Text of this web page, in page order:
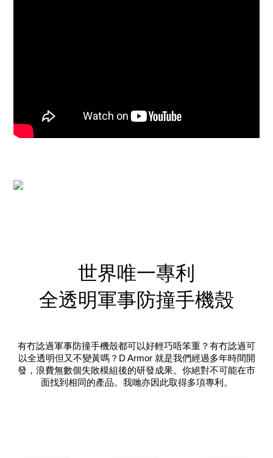
世界唯一專利
全透明軍事防撞手機殼
有冇諗過軍事防撞手機殼都可以好輕巧唔笨重？有冇諗過可
以全透明但又不變黃嗎？D Armor 就是我們經過多年時間開
發，浪費無數個失敗模組後的研發成果。你絕對不可能在市
面找到相同的產品。我哋亦因此取得多項專利。